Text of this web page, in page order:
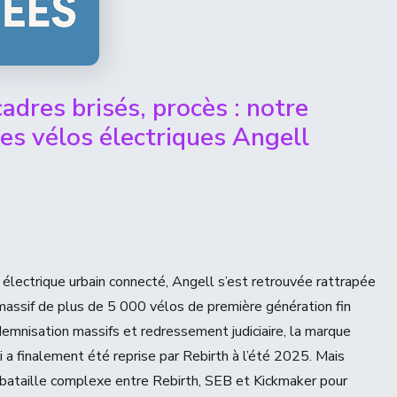
brisés, procès : notre
vélos électriques Angell
urbain connecté, Angell s’est retrouvée rattrapée
de plus de 5 000 vélos de première génération fin
massifs et redressement judiciaire, la marque
finalement été reprise par Rebirth à l’été 2025. Mais
complexe entre Rebirth, SEB et Kickmaker pour